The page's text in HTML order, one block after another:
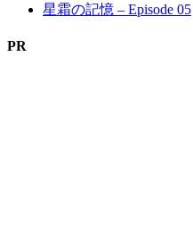
星霜の記憶 – Episode 05
PR